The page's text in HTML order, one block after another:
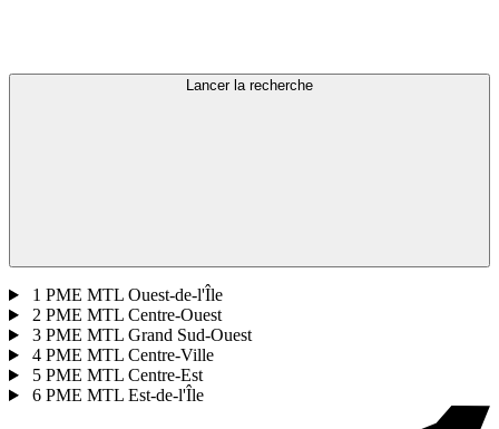
Lancer la recherche
1 PME MTL Ouest-de-l'Île
2 PME MTL Centre-Ouest
3 PME MTL Grand Sud-Ouest
4 PME MTL Centre-Ville
5 PME MTL Centre-Est
6 PME MTL Est-de-l'Île